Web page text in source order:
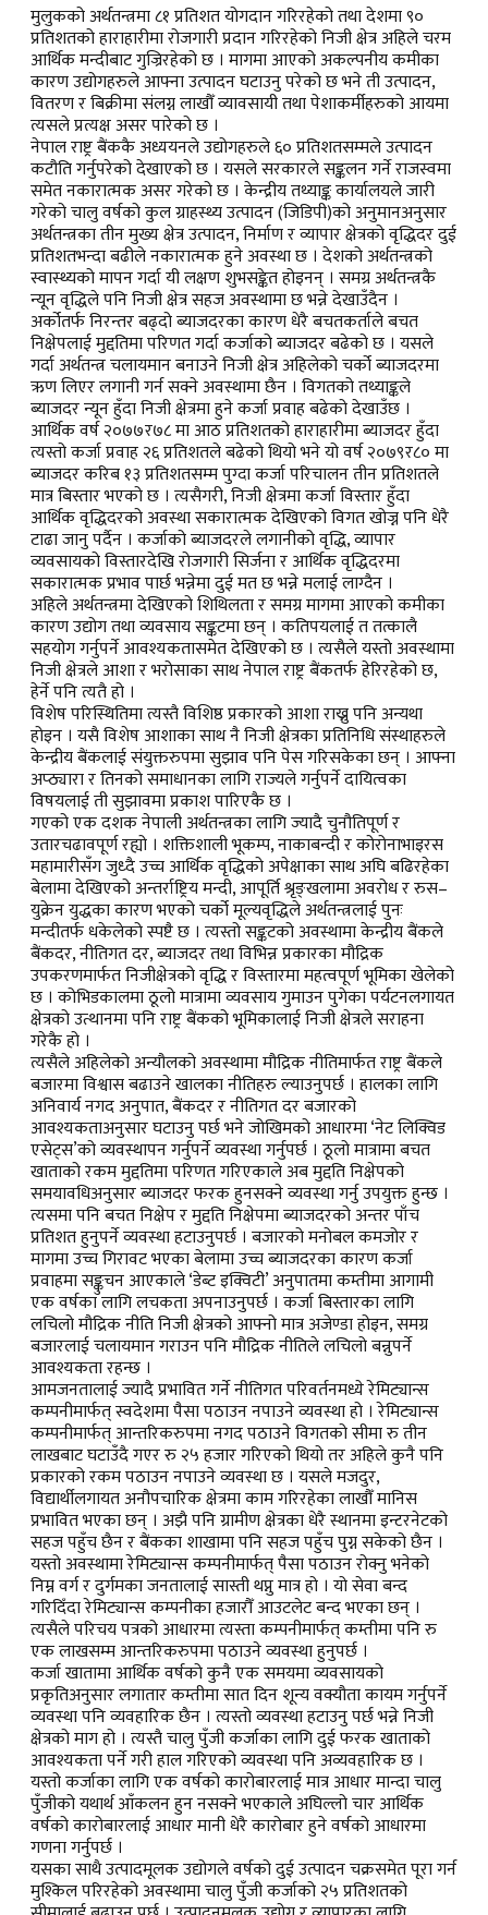
मुलुकको अर्थतन्त्रमा ८१ प्रतिशत योगदान गरिरहेको तथा देशमा ९०
प्रतिशतको हाराहारीमा रोजगारी प्रदान गरिरहेको निजी क्षेत्र अहिले चरम
आर्थिक मन्दीबाट गुज्रिरहेको छ । मागमा आएको अकल्पनीय कमीका
कारण उद्योगहरुले आफ्ना उत्पादन घटाउनु परेको छ भने ती उत्पादन,
वितरण र बिक्रीमा संलग्न लाखौँ व्यावसायी तथा पेशाकर्मीहरुको आयमा
त्यसले प्रत्यक्ष असर पारेको छ ।
नेपाल राष्ट्र बैंककै अध्ययनले उद्योगहरुले ६० प्रतिशतसम्मले उत्पादन
कटौति गर्नुपरेको देखाएको छ । यसले सरकारले सङ्कलन गर्ने राजस्वमा
समेत नकारात्मक असर गरेको छ । केन्द्रीय तथ्याङ्क कार्यालयले जारी
गरेको चालु वर्षको कुल ग्राहस्थ्य उत्पादन (जिडिपी)को अनुमानअनुसार
अर्थतन्त्रका तीन मुख्य क्षेत्र उत्पादन, निर्माण र व्यापार क्षेत्रको वृद्धिदर दुई
प्रतिशतभन्दा बढीले नकारात्मक हुने अवस्था छ । देशको अर्थतन्त्रको
स्वास्थ्यको मापन गर्दा यी लक्षण शुभसङ्केत होइनन् । समग्र अर्थतन्त्रकै
न्यून वृद्धिले पनि निजी क्षेत्र सहज अवस्थामा छ भन्ने देखाउँदैन ।
अर्कोतर्फ निरन्तर बढ्दो ब्याजदरका कारण धेरै बचतकर्ताले बचत
निक्षेपलाई मुद्दतिमा परिणत गर्दा कर्जाको ब्याजदर बढेको छ । यसले
गर्दा अर्थतन्त्र चलायमान बनाउने निजी क्षेत्र अहिलेको चर्को ब्याजदरमा
ऋण लिएर लगानी गर्न सक्ने अवस्थामा छैन । विगतको तथ्याङ्कले
ब्याजदर न्यून हुँदा निजी क्षेत्रमा हुने कर्जा प्रवाह बढेको देखाउँछ ।
आर्थिक वर्ष २०७७र७८ मा आठ प्रतिशतको हाराहारीमा ब्याजदर हुँदा
त्यस्तो कर्जा प्रवाह २६ प्रतिशतले बढेको थियो भने यो वर्ष २०७९र८० मा
ब्याजदर करिब १३ प्रतिशतसम्म पुग्दा कर्जा परिचालन तीन प्रतिशतले
मात्र बिस्तार भएको छ । त्यसैगरी, निजी क्षेत्रमा कर्जा विस्तार हुँदा
आर्थिक वृद्धिदरको अवस्था सकारात्मक देखिएको विगत खोज्न पनि धेरै
टाढा जानु पर्दैन । कर्जाको ब्याजदरले लगानीको वृद्धि, व्यापार
व्यवसायको विस्तारदेखि रोजगारी सिर्जना र आर्थिक वृद्धिदरमा
सकारात्मक प्रभाव पार्छ भन्नेमा दुई मत छ भन्ने मलाई लाग्दैन ।
अहिले अर्थतन्त्रमा देखिएको शिथिलता र समग्र मागमा आएको कमीका
कारण उद्योग तथा व्यवसाय सङ्कटमा छन् । कतिपयलाई त तत्कालै
सहयोग गर्नुपर्ने आवश्यकतासमेत देखिएको छ । त्यसैले यस्तो अवस्थामा
निजी क्षेत्रले आशा र भरोसाका साथ नेपाल राष्ट्र बैंकतर्फ हेरिरहेको छ,
हेर्ने पनि त्यतै हो ।
विशेष परिस्थितिमा त्यस्तै विशिष्ठ प्रकारको आशा राख्नु पनि अन्यथा
होइन । यसै विशेष आशाका साथ नै निजी क्षेत्रका प्रतिनिधि संस्थाहरुले
केन्द्रीय बैंकलाई संयुक्तरुपमा सुझाव पनि पेस गरिसकेका छन् । आफ्ना
अप्ठ्यारा र तिनको समाधानका लागि राज्यले गर्नुपर्ने दायित्वका
विषयलाई ती सुझावमा प्रकाश पारिएकै छ ।
गएको एक दशक नेपाली अर्थतन्त्रका लागि ज्यादै चुनौतिपूर्ण र
उतारचढावपूर्ण रह्यो । शक्तिशाली भूकम्प, नाकाबन्दी र कोरोनाभाइरस
महामारीसँग जुध्दै उच्च आर्थिक वृद्धिको अपेक्षाका साथ अघि बढिरहेका
बेलामा देखिएको अन्तर्राष्ट्रिय मन्दी, आपूर्ति श्रृङ्खलामा अवरोध र रुस–
युक्रेन युद्धका कारण भएको चर्को मूल्यवृद्धिले अर्थतन्त्रलाई पुनः
मन्दीतर्फ धकेलेको स्पष्टै छ । त्यस्तो सङ्कटको अवस्थामा केन्द्रीय बैंकले
बैंकदर, नीतिगत दर, ब्याजदर तथा विभिन्न प्रकारका मौद्रिक
उपकरणमार्फत निजीक्षेत्रको वृद्धि र विस्तारमा महत्वपूर्ण भूमिका खेलेको
छ । कोभिडकालमा ठूलो मात्रामा व्यवसाय गुमाउन पुगेका पर्यटनलगायत
क्षेत्रको उत्थानमा पनि राष्ट्र बैंकको भूमिकालाई निजी क्षेत्रले सराहना
गरेकै हो ।
त्यसैले अहिलेको अन्यौलको अवस्थामा मौद्रिक नीतिमार्फत राष्ट्र बैंकले
बजारमा विश्वास बढाउने खालका नीतिहरु ल्याउनुपर्छ । हालका लागि
अनिवार्य नगद अनुपात, बैंकदर र नीतिगत दर बजारको
आवश्यकताअनुसार घटाउनु पर्छ भने जोखिमको आधारमा ‘नेट लिक्विड
एसेट्स’को व्यवस्थापन गर्नुपर्ने व्यवस्था गर्नुपर्छ । ठूलो मात्रामा बचत
खाताको रकम मुद्दतिमा परिणत गरिएकाले अब मुद्दति निक्षेपको
समयावधिअनुसार ब्याजदर फरक हुनसक्ने व्यवस्था गर्नु उपयुक्त हुन्छ ।
त्यसमा पनि बचत निक्षेप र मुद्दति निक्षेपमा ब्याजदरको अन्तर पाँच
प्रतिशत हुनुपर्ने व्यवस्था हटाउनुपर्छ । बजारको मनोबल कमजोर र
मागमा उच्च गिरावट भएका बेलामा उच्च ब्याजदरका कारण कर्जा
प्रवाहमा सङ्कुचन आएकाले ‘डेब्ट इक्विटी’ अनुपातमा कम्तीमा आगामी
एक वर्षका लागि लचकता अपनाउनुपर्छ । कर्जा बिस्तारका लागि
लचिलो मौद्रिक नीति निजी क्षेत्रको आफ्नो मात्र अजेण्डा होइन, समग्र
बजारलाई चलायमान गराउन पनि मौद्रिक नीतिले लचिलो बन्नुपर्ने
आवश्यकता रहन्छ ।
आमजनतालाई ज्यादै प्रभावित गर्ने नीतिगत परिवर्तनमध्ये रेमिट्यान्स
कम्पनीमार्फत् स्वदेशमा पैसा पठाउन नपाउने व्यवस्था हो । रेमिट्यान्स
कम्पनीमार्फत् आन्तरिकरुपमा नगद पठाउने विगतको सीमा रु तीन
लाखबाट घटाउँदै गएर रु २५ हजार गरिएको थियो तर अहिले कुनै पनि
प्रकारको रकम पठाउन नपाउने व्यवस्था छ । यसले मजदुर,
विद्यार्थीलगायत अनौपचारिक क्षेत्रमा काम गरिरहेका लाखौँ मानिस
प्रभावित भएका छन् । अझै पनि ग्रामीण क्षेत्रका धेरै स्थानमा इन्टरनेटको
सहज पहुँच छैन र बैंकका शाखामा पनि सहज पहुँच पुग्न सकेको छैन ।
यस्तो अवस्थामा रेमिट्यान्स कम्पनीमार्फत् पैसा पठाउन रोक्नु भनेको
निम्न वर्ग र दुर्गमका जनतालाई सास्ती थप्नु मात्र हो । यो सेवा बन्द
गरिदिँदा रेमिट्यान्स कम्पनीका हजारौँ आउटलेट बन्द भएका छन् ।
त्यसैले परिचय पत्रको आधारमा त्यस्ता कम्पनीमार्फत् कम्तीमा पनि रु
एक लाखसम्म आन्तरिकरुपमा पठाउने व्यवस्था हुनुपर्छ ।
कर्जा खातामा आर्थिक वर्षको कुनै एक समयमा व्यवसायको
प्रकृतिअनुसार लगातार कम्तीमा सात दिन शून्य वक्यौता कायम गर्नुपर्ने
व्यवस्था पनि व्यवहारिक छैन । त्यस्तो व्यवस्था हटाउनु पर्छ भन्ने निजी
क्षेत्रको माग हो । त्यस्तै चालु पुँजी कर्जाका लागि दुई फरक खाताको
आवश्यकता पर्ने गरी हाल गरिएको व्यवस्था पनि अव्यवहारिक छ ।
यस्तो कर्जाका लागि एक वर्षको कारोबारलाई मात्र आधार मान्दा चालु
पुँजीको यथार्थ आँकलन हुन नसक्ने भएकाले अघिल्लो चार आर्थिक
वर्षको कारोबारलाई आधार मानी धेरै कारोबार हुने वर्षको आधारमा
गणना गर्नुपर्छ ।
यसका साथै उत्पादमूलक उद्योगले वर्षको दुई उत्पादन चक्रसमेत पूरा गर्न
मुश्किल परिरहेको अवस्थामा चालु पुँजी कर्जाको २५ प्रतिशतको